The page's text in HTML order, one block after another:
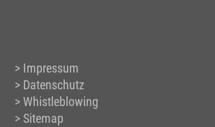
Impressum
Datenschutz
Whistleblowing
Sitemap